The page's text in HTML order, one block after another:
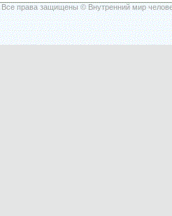
Все права защищены © Внутренний мир